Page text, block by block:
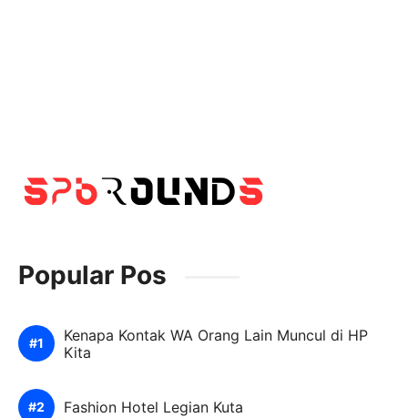
Popular Pos
Kenapa Kontak WA Orang Lain Muncul di HP
Kita
Fashion Hotel Legian Kuta